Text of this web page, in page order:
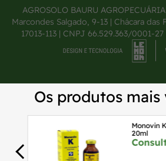
AGROSOLO BAURU
Marcondes Salgado, 9-13 | Chácara das
17013-113 | CNPJ 66.529.363/0001-27